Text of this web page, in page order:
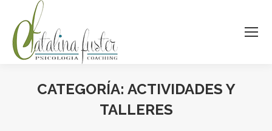
CATEGORÍA: ACTIVIDADES Y
TALLERES